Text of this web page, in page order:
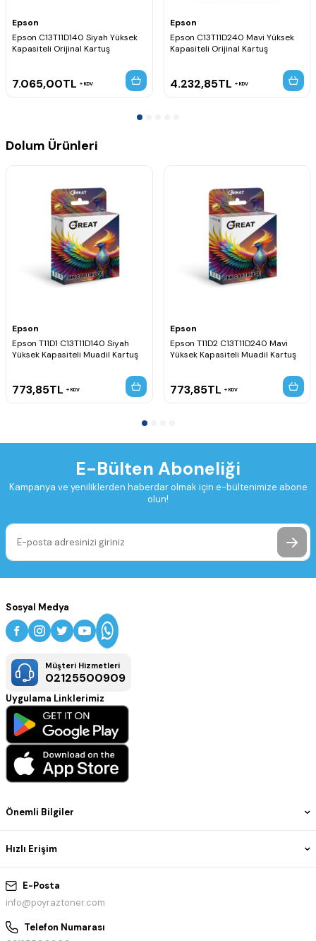
Epson
Epson C13T11D140 Siyah Yüksek
Kapasiteli Orijinal Kartuş
7.065,00TL KDV
Epson
Epson C13T11D240 Mavi Yüksek
Kapasiteli Orijinal Kartuş
4.232,85TL KDV
Dolum Ürünleri
Epson
Epson T11D1 C13T11D140 Siyah
Yüksek Kapasiteli Muadil Kartuş
773,85TL KDV
Epson
Epson T11D2 C13T11D240 Mavi
Yüksek Kapasiteli Muadil Kartuş
773,85TL KDV
E-Bülten Aboneliği
Kampanya ve yeniliklerden haberdar olmak için e-bültenimize abone
olun!
E-Posta
info@poyraztoner.com
Telefon Numarası
Önemli Bilgiler
Hızlı Erişim
Sosyal Medya
Müşteri Hizmetleri
02125500909
Uygulama Linklerimiz